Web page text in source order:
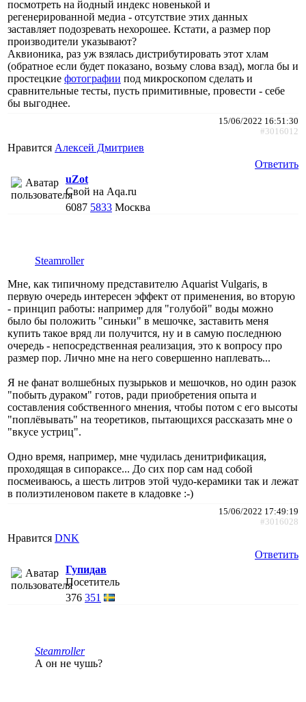
посмотреть на йодный индекс новенькой и
регенерированной медиа - отсутствие этих данных
заставляет подозревать нехорошее. Кстати, а размер пор
производители указывают?
Аквионика, раз уж взялась дистрибутировать этот хлам
(обратное если будет показано, возьму слова взад), могла бы и
простецкие фотографии под микроскопом сделать и
сравнительные тесты, пусть примитивные, провести - себе
бы выгоднее.
15/06/2022 16:51:30
#3016012
Нравится Алексей Дмитриев
Ответить
uZot
Свой на Aqa.ru
6087 5833 Москва
Steamroller
Мне, как типичному представителю Aquarist Vulgaris, в
первую очередь интересен эффект от применения, во вторую
- принцип работы: например для "голубой" воды можно
было бы положить "синьки" в мешочке, заставить меня
купить такое вряд ли получится, ну и в самую последнюю
очередь - непосредственная реализация, это к вопросу про
размер пор. Лично мне на него совершенно наплевать...
Я не фанат волшебных пузырьков и мешочков, но один разок
"побыть дураком" готов, ради приобретения опыта и
составления собственного мнения, чтобы потом с его высоты
"поплёвывать" на теоретиков, пытающихся рассказать мне о
"вкусе устриц".
Одно время, например, мне чудилась денитрификация,
проходящая в сипораксе... До сих пор сам над собой
посмеиваюсь, а шесть литров этой чудо-керамики так и лежат
в полиэтиленовом пакете в кладовке :-)
15/06/2022 17:49:19
#3016028
Нравится DNK
Ответить
Гупидав
Посетитель
376 351
Steamroller
А он не чушь?